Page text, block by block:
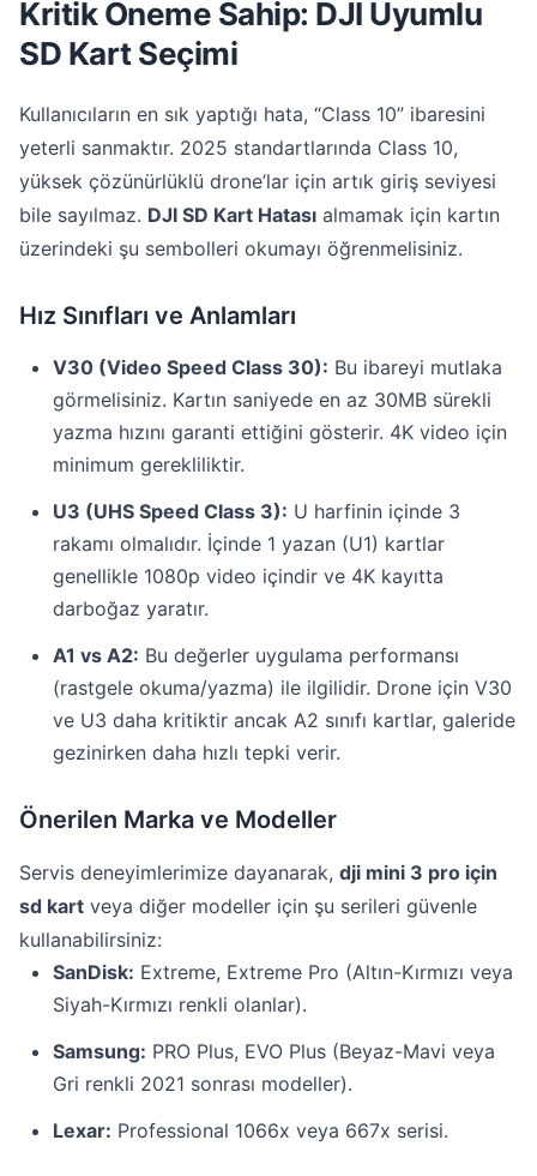
Kritik Öneme Sahip: DJI Uyumlu
SD Kart Seçimi
Kullanıcıların en sık yaptığı hata, “Class 10” ibaresini
yeterli sanmaktır. 2025 standartlarında Class 10,
yüksek çözünürlüklü drone’lar için artık giriş seviyesi
bile sayılmaz. DJI SD Kart Hatası almamak için kartın
üzerindeki şu sembolleri okumayı öğrenmelisiniz.
Hız Sınıfları ve Anlamları
V30 (Video Speed Class 30): Bu ibareyi mutlaka
görmelisiniz. Kartın saniyede en az 30MB sürekli
yazma hızını garanti ettiğini gösterir. 4K video için
minimum gerekliliktir.
U3 (UHS Speed Class 3): U harfinin içinde 3
rakamı olmalıdır. İçinde 1 yazan (U1) kartlar
genellikle 1080p video içindir ve 4K kayıtta
darboğaz yaratır.
A1 vs A2: Bu değerler uygulama performansı
(rastgele okuma/yazma) ile ilgilidir. Drone için V30
ve U3 daha kritiktir ancak A2 sınıfı kartlar, galeride
gezinirken daha hızlı tepki verir.
Önerilen Marka ve Modeller
Servis deneyimlerimize dayanarak, dji mini 3 pro için
sd kart veya diğer modeller için şu serileri güvenle
kullanabilirsiniz:
SanDisk: Extreme, Extreme Pro (Altın-Kırmızı veya
Siyah-Kırmızı renkli olanlar).
Samsung: PRO Plus, EVO Plus (Beyaz-Mavi veya
Gri renkli 2021 sonrası modeller).
Lexar: Professional 1066x veya 667x serisi.